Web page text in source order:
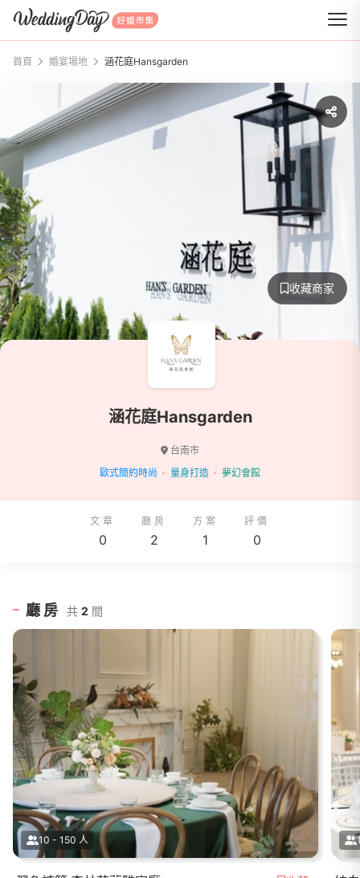
WeddingDay 好婚市集
首頁 婚宴場地 涵花庭Hansgarden
收藏商家
涵花庭Hansgarden
台南市
歐式簡約時尚
量身打造 夢幻會館
文章
0
廳房
2
方案
1
評價
0
廳房 共 2 間
10 - 150 人